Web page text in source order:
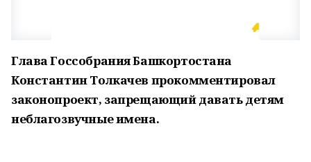
Глава Госсобрания Башкортостана
Константин Толкачев прокомментировал
законопроект, запрещающий давать детям
неблагозвучные имена.